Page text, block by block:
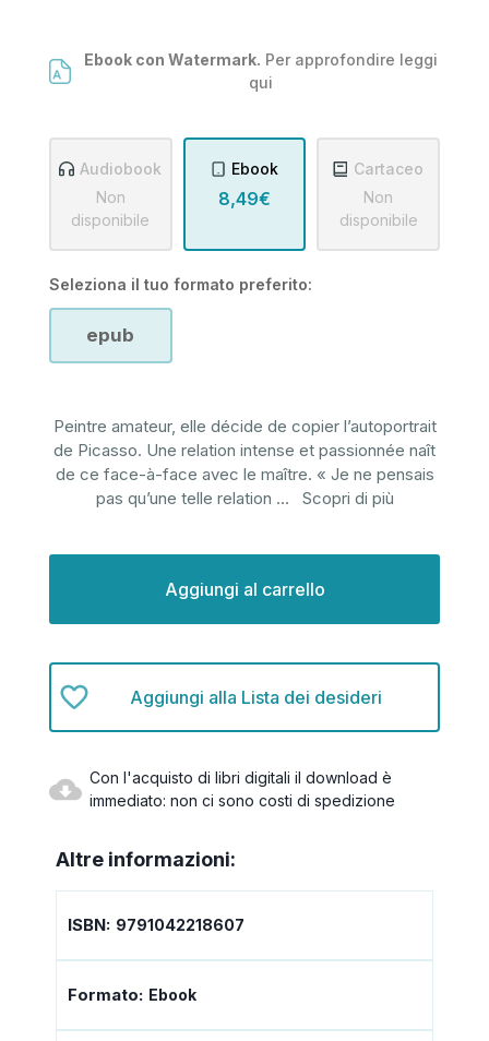
Ebook con Watermark. Per approfondire leggi
qui
Audiobook
Non
disponibile
Ebook
8,49€
Cartaceo
Non
disponibile
Seleziona il tuo formato preferito:
epub
Peintre amateur, elle décide de copier l’autoportrait
de Picasso. Une relation intense et passionnée naît
de ce face-à-face avec le maître. « Je ne pensais
pas qu’une telle relation ... Scopri di più
Aggiungi alla Lista dei desideri
Con l'acquisto di libri digitali il download è
immediato: non ci sono costi di spedizione
Altre informazioni:
ISBN: 9791042218607
Formato: Ebook